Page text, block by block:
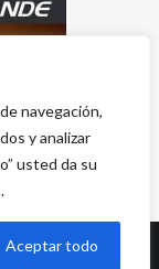
navegación,
y analizar
usted da su
Aceptar todo